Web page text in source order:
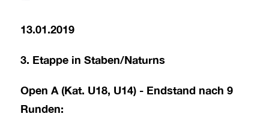
13.01.2019
3. Etappe in Staben/Naturns
Open A (Kat. U18, U14) - Endstand nach 9
Runden: